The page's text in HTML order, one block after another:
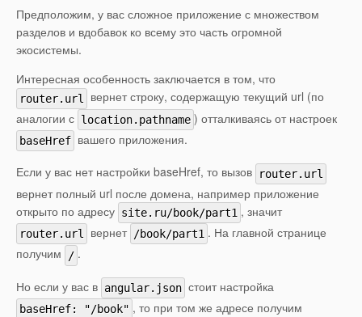
Предположим, у вас сложное приложение с множеством
разделов и вдобавок ко всему это часть огромной
экосистемы.
Интересная особенность заключается в том, что
router.url
вернет строку, содержащую текущий url (по
аналогии с location.pathname ) отталкиваясь от настроек
baseHref вашего приложения.
Если у вас нет настройки baseHref, то вызов router.url
вернет полный url после домена, например приложение
открыто по адресу site.ru/book/part1 , значит
router.url вернет /book/part1 . На главной странице
получим
/ .
Но если у вас в angular.json стоит настройка
baseHref: "/book" , то при том же адресе получим